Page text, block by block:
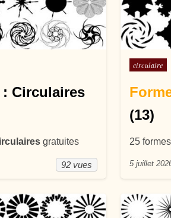
Circulaires
gratuites
92 vues
Posté dans
circulaire
(13)
25 formes
5 juillet